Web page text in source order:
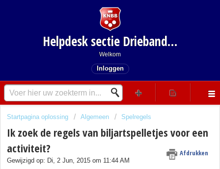
Helpdesk sectie Driebanden
Welkom
Inloggen
Startpagina oplossing Algemeen Spelregels
Ik zoek de regels van biljartspelletjes voor een
activiteit?
Afdrukken
Gewijzigd op: Di, 2 Jun, 2015 om 11:44 AM